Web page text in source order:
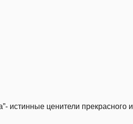
истинные ценители прекрасного и